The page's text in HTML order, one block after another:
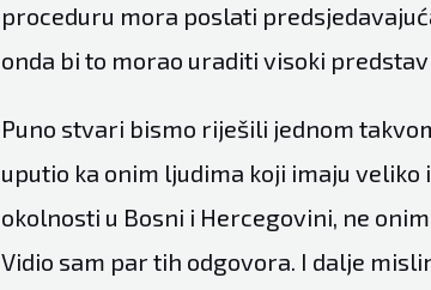
proceduru mora poslati
onda bi to morao uraditi visoki
Puno stvari bismo riješili jednom
uputio ka onim ljudima koji imaju
okolnosti u Bosni i Hercegovini, ne
Vidio sam par tih odgovora. I dalje